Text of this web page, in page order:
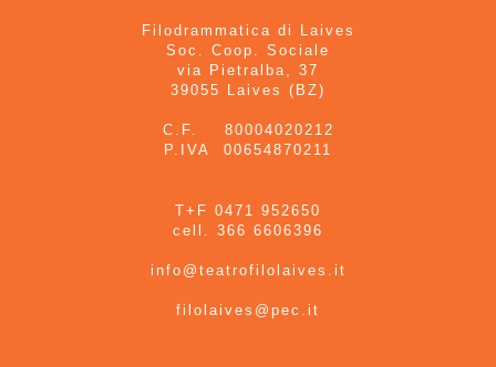
Filodrammatica di Laives
Soc. Coop. Sociale
via Pietralba, 37
39055 Laives (BZ)
C.F. 80004020212
P.IVA 00654870211
T+F 0471 952650
cell. 366 6606396
info@teatrofilolaives.it
filolaives@pec.it